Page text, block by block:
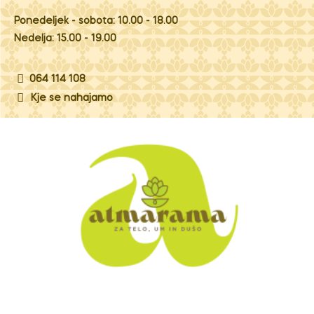
Ponedeljek - sobota: 10.00 - 18.00
Nedelja: 15.00 - 19.00
064 114 108
Kje se nahajamo